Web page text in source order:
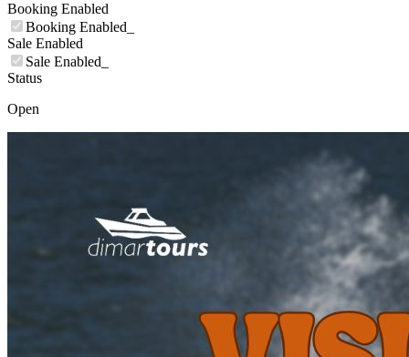
Booking Enabled
Booking Enabled_
Sale Enabled
Sale Enabled_
Status
Open